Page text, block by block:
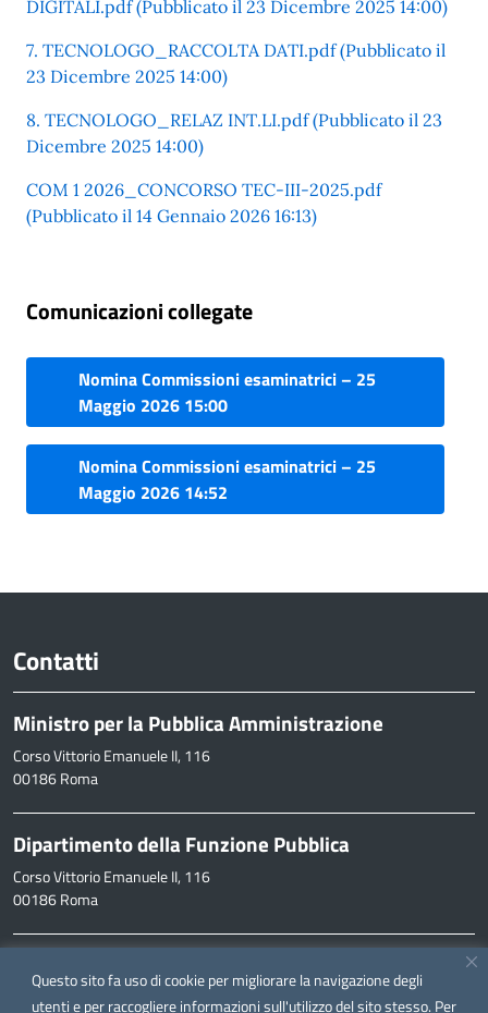
Questo sito fa uso di cookie per migliorare la navigazione degli
utenti e per raccogliere informazioni sull'utilizzo del sito stesso. Per
DIGITALI.pdf (Pubblicato il 23 Dicembre 2025 14:00)
7. TECNOLOGO_RACCOLTA DATI.pdf (Pubblicato il
23 Dicembre 2025 14:00)
8. TECNOLOGO_RELAZ INT.LI.pdf (Pubblicato il 23
Dicembre 2025 14:00)
COM 1 2026_CONCORSO TEC-III-2025.pdf
(Pubblicato il 14 Gennaio 2026 16:13)
Comunicazioni collegate
Nomina Commissioni esaminatrici – 25
Maggio 2026 15:00
Nomina Commissioni esaminatrici – 25
Maggio 2026 14:52
Contatti
Ministro per la Pubblica Amministrazione
Corso Vittorio Emanuele II, 116
00186 Roma
Dipartimento della Funzione Pubblica
Corso Vittorio Emanuele II, 116
00186 Roma
inpa@funzionepubblica.it